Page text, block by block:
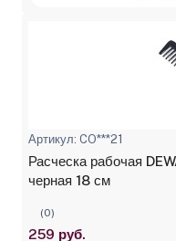
Артикул: CO***21
Расческа рабочая
черная 18 см
(0)
259 руб.